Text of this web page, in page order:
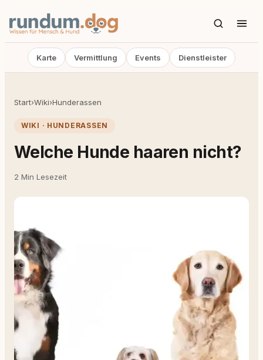
Karte Vermittlung Events Dienstleister
Start›Wiki›Hunderassen
WIKI · HUNDERASSEN
Welche Hunde haaren nicht?
2 Min Lesezeit